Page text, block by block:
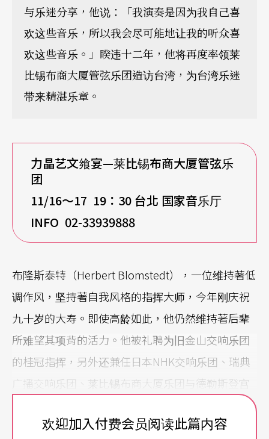
与乐迷分享，他说：「我演奏是因为我自己喜
欢这些音乐，所以我会尽可能地让我的听众喜
欢这些音乐。」睽违十二年，他将再度率领莱
比锡布商大厦管弦乐团造访台湾，为台湾乐迷
带来精湛乐章。
力晶艺文飨宴—莱比锡布商大厦管弦乐
团
11/16～17 19：30 台北 国家音乐厅
INFO 02-33939888
布隆斯泰特（Herbert Blomstedt），一位维持著低
调作风，坚持著自我风格的指挥大师，今年刚庆祝
九十岁的大寿。即使高龄如此，他仍然维持著后辈
所难望其项背的活力。他被礼聘为旧金山交响乐团
的桂冠指挥，另外还兼任日本NHK交响乐团、瑞典
广播交响乐团、莱比锡布商大厦乐团与德勒斯登宫
也不断地挑战自我，例如二○一七年甫推出与布商
欢迎加入付费会员阅读此篇内容